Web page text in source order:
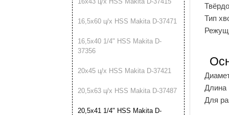
16,5х60 ц/х HSS Makita D-37471
16,5х40 1/4" HSS Makita D-
37356
20х45 ц/х HSS Makita D-37421
20,5х63 ц/х HSS Makita D-37487
20,5х41 1/4" HSS Makita D-
Тип
Длина
Для